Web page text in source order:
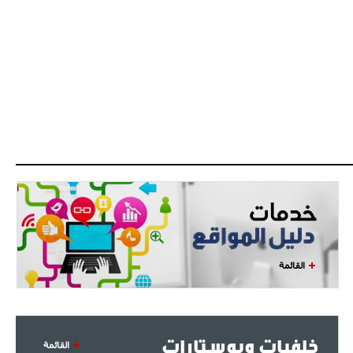
15:10
- 2021/08/04
اجتماع حاسم لإدارة ميلان مع نظيرتها
من الريال للفصل في صفقة إيسكو
14:50
- 2021/08/04
البياسجي عرض على مبابي راتبا خياليا
القائمة
خلفيات وبوستارات القائمة